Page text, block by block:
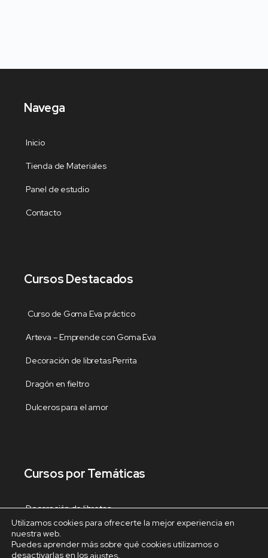
Navega
Inicio
Tienda de Materiales
Panel de estudio
Contacto
Cursos Destacados
Curso de Goma Eva práctico
Arteva – Emprende con Goma Eva
Decoración de libretas Perrita
Dragón en fieltro
Dulceros para el amor
Cursos por Temáticas
Decoración de libretas
Decoracion del hogar
Decoración Navideña
Utilizamos cookies para ofrecerte la mejor experiencia en
nuestra web.
Puedes aprender más sobre qué cookies utilizamos o
desactivarlas en los ajustes